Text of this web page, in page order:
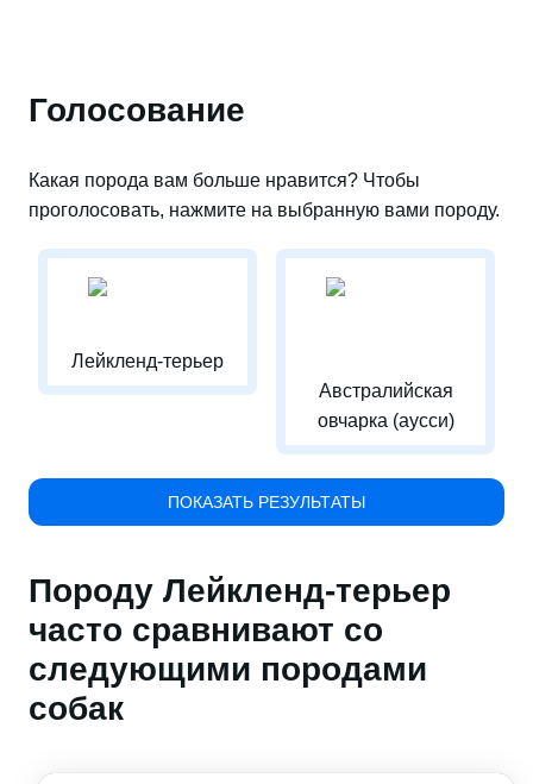
Голосование
Какая порода вам больше нравится? Чтобы
проголосовать, нажмите на выбранную вами породу.
Лейкленд-терьер
Австралийская
овчарка (аусси)
ПОКАЗАТЬ РЕЗУЛЬТАТЫ
Породу Лейкленд-терьер
часто сравнивают со
следующими породами
собак